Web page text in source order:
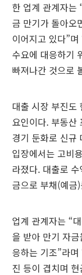
한 업계 관계자는
금 만기가 돌아오
이어지고 있다”
수요에 대응하기
빠져나간 것으로
대출 시장 부진도
요인이다. 부동산
경기 둔화로 신규
입장에서는 고비
라졌다. 대출로
금으로 부채(예금
업계 관계자는 “
을 받아 만기 자
응하는 기조”라
진 등이 겹치며